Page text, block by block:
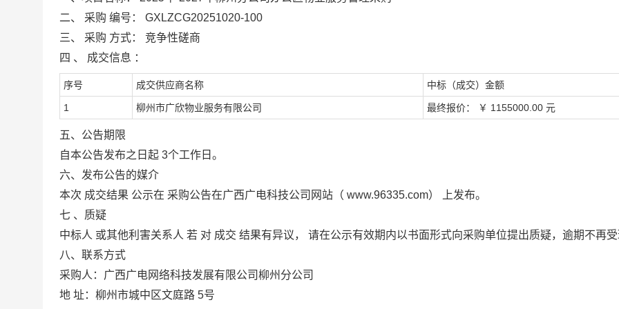
二、 采购 编号： GXLZCG20251020-100
三、 采购 方式： 竞争性磋商
四 、 成交信息 ：
序号 成交供应商名称 中标（成交）金额
1 柳州市广欣物业服务有限公司 最终报价： ￥ 1155000.00 元
五、公告期限
自本公告发布之日起 3个工作日。
六、发布公告的媒介
本次 成交结果 公示在 采购公告在广西广电科技公司网站（ www.96335.com）
上发布。
七 、质疑
中标人 或其他利害关系人 若 对 成交 结果有异议， 请在公示有效期内以书面形式向采购单位提出质疑，逾期不再
八、联系方式
采购人：广西广电网络科技发展有限公司柳州分公司
地 址：柳州市城中区文庭路 5号